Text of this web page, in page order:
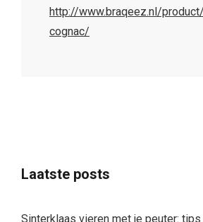
http://www.braqeez.nl/
cognac/
Laatste posts
Sinterklaas vieren met je peuter: